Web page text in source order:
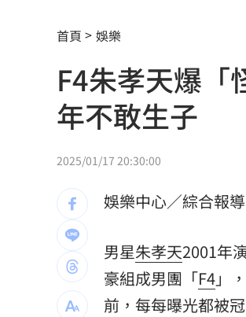
男傳訊醫院粉專「殺死
晚飯煮太慢！婦遭小叔
消失10年回歸！好市多
腦瘤手術醫誤切正常
人妻被嫌上菜慢 遭毒
以為益生菌護腎 他餐
白海豚暴風圈縮小！
首頁 娛樂
F4朱孝天爆
年不敢生子
2025/01/17 20:30:00
娛樂中心／綜合報導
男星朱孝天2001年
豪組成男團「F4」
前，每每曝光都被